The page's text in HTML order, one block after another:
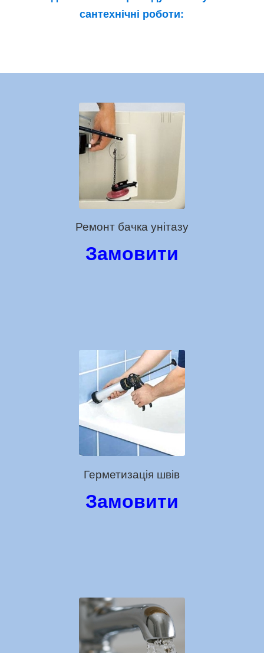
сантехнічні роботи:
Ремонт бачка унітазу
Замовити
Герметизація швів
Замовити